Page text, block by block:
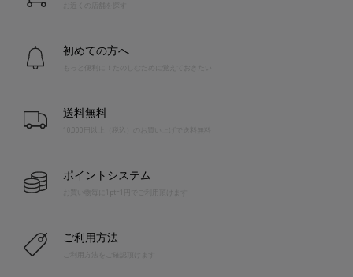
お近くの店舗を探す
初めての方へ
送料無料
10,000円以上（税込）のお買い上げで送料無料
ポイントシステム
お買い物毎に1pt=1円でご利用頂けます
ご利用方法